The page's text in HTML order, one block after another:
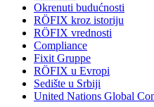
Okrenuti budućnosti
RÖFIX kroz istoriju
RÖFIX vrednosti
Compliance
Fixit Gruppe
RÖFIX u Evropi
Sedište u Srbiji
United Nations Global